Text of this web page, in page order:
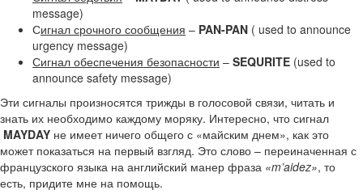
message)
Сигнал срочного сообщения – PAN-PAN ( used to announce
urgency message)
Сигнал обеспечения безопасности – SEQURITE (used to
announce safety message)
Эти сигналы произносятся трижды в голосовой связи, читать и
знать их необходимо каждому моряку. Интересно, что сигнал
MAYDAY не имеет ничего общего с «майским днем», как это
может показаться на первый взгляд. Это слово – переиначенная с
французского языка на английский манер фраза «m’aidez», то
есть, придите мне на помощь.